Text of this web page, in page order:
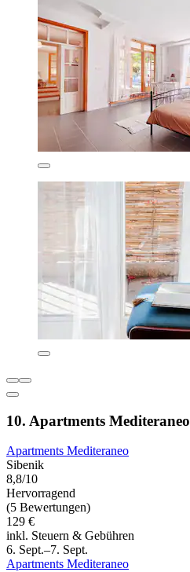
10. Apartments Mediteraneo
Apartments Mediteraneo
Sibenik
8,8/10
Hervorragend
(5 Bewertungen)
129 €
inkl. Steuern & Gebühren
6. Sept.–7. Sept.
Apartments Mediteraneo